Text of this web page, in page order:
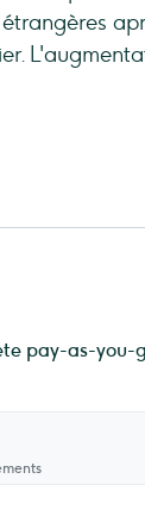
pay-as-you-